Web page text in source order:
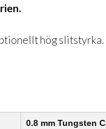
hög
0.8 mm Tungsten